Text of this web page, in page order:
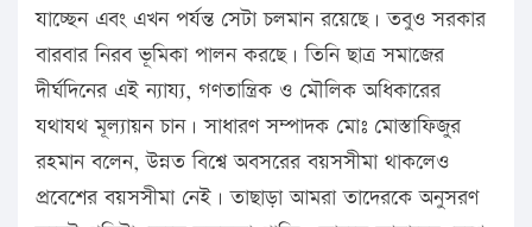
যাচ্ছেন এবং এখন পর্যন্ত সেটা চলমান রয়েছে। তবুও সরকার
বারবার নিরব ভূমিকা পালন করছে। তিনি ছাত্র সমাজের
দীর্ঘদিনের এই ন্যায্য, গণতান্ত্রিক ও মৌলিক অধিকারের
যথাযথ মূল্যায়ন চান। সাধারণ সম্পাদক মোঃ মোস্তাফিজুর
রহমান বলেন, উন্নত বিশ্বে অবসরের বয়সসীমা থাকলেও
প্রবেশের বয়সসীমা নেই। তাছাড়া আমরা তাদেরকে অনুসরণ